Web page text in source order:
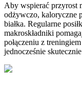
Aby wspierać przyrost
odżywczo, kaloryczne
białka. Regularne
makroskładniki
połączeniu z
jednocześnie